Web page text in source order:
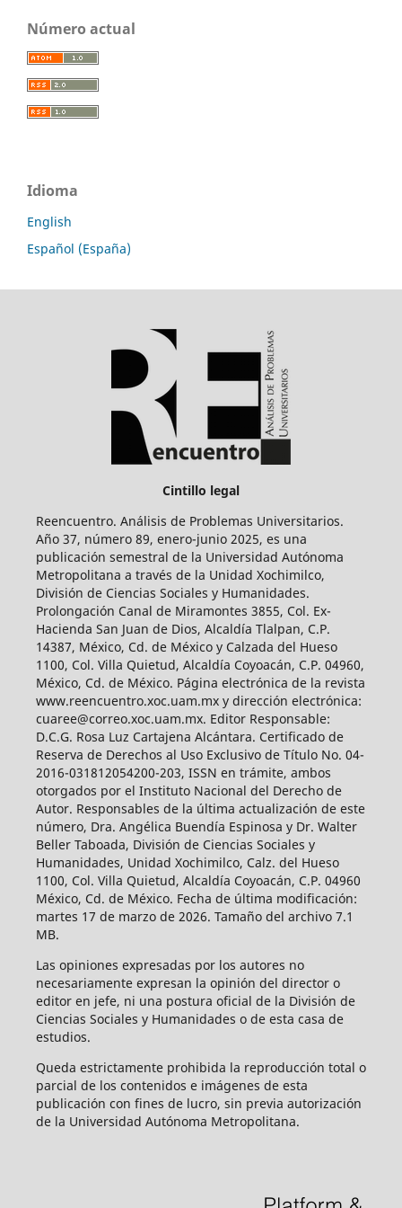
Número actual
Idioma
English
Español (España)
Cintillo legal
Reencuentro. Análisis de Problemas Universitarios.
Año 37, número 89, enero-junio 2025, es una
publicación semestral de la Universidad Autónoma
Metropolitana a través de la Unidad Xochimilco,
División de Ciencias Sociales y Humanidades.
Prolongación Canal de Miramontes 3855, Col. Ex-
Hacienda San Juan de Dios, Alcaldía Tlalpan, C.P.
14387, México, Cd. de México y Calzada del Hueso
1100, Col. Villa Quietud, Alcaldía Coyoacán, C.P. 04960,
México, Cd. de México. Página electrónica de la revista
www.reencuentro.xoc.uam.mx y dirección electrónica:
cuaree@correo.xoc.uam.mx. Editor Responsable:
D.C.G. Rosa Luz Cartajena Alcántara. Certificado de
Reserva de Derechos al Uso Exclusivo de Título No. 04-
2016-031812054200-203, ISSN en trámite, ambos
otorgados por el Instituto Nacional del Derecho de
Autor. Responsables de la última actualización de este
número, Dra. Angélica Buendía Espinosa y Dr. Walter
Beller Taboada, División de Ciencias Sociales y
Humanidades, Unidad Xochimilco, Calz. del Hueso
1100, Col. Villa Quietud, Alcaldía Coyoacán, C.P. 04960
México, Cd. de México. Fecha de última modificación:
martes 17 de marzo de 2026. Tamaño del archivo 7.1
MB.
Las opiniones expresadas por los autores no
necesariamente expresan la opinión del director o
editor en jefe, ni una postura oficial de la División de
Ciencias Sociales y Humanidades o de esta casa de
estudios.
Queda estrictamente prohibida la reproducción total o
parcial de los contenidos e imágenes de esta
publicación con fines de lucro, sin previa autorización
de la Universidad Autónoma Metropolitana.